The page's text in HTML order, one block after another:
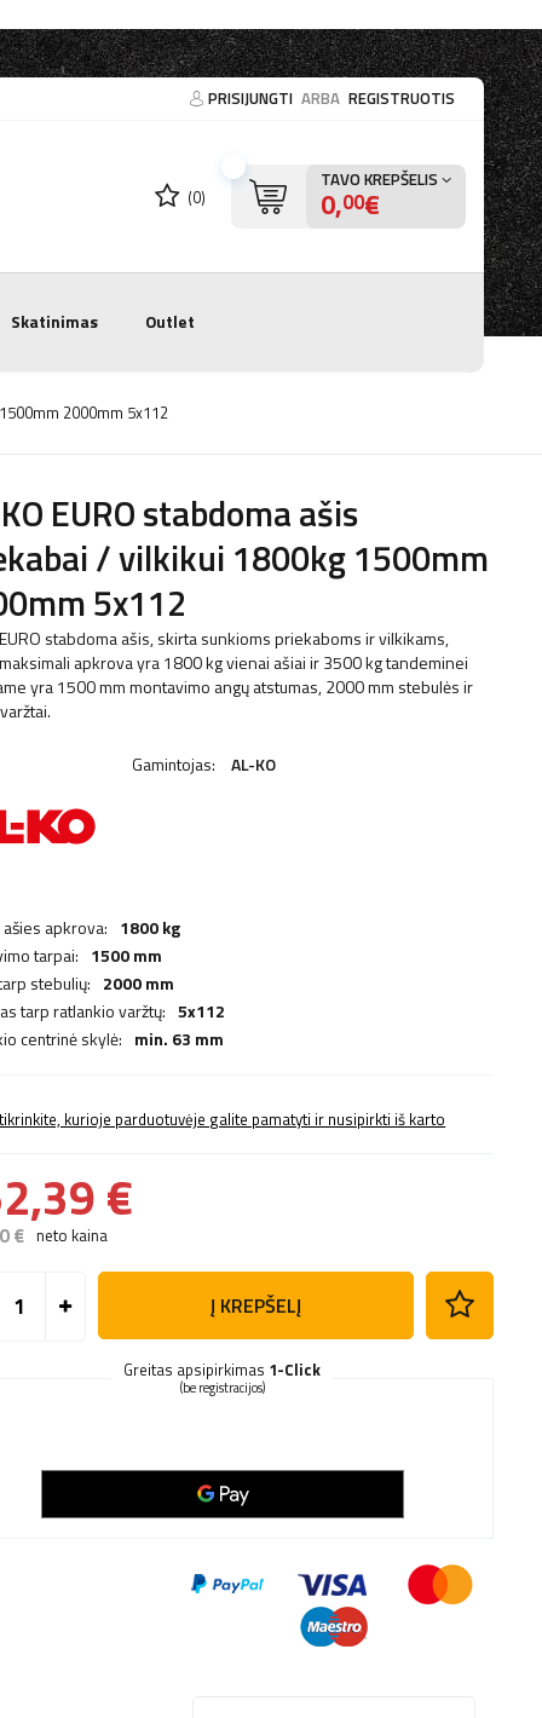
PRISIJUNGTI ARBA REGISTRUOTIS
(0)
TAVO KREPŠELIS
0,00€
Skatinimas Outlet
2000mm 5x112
EURO stabdoma ašis
/ vilkikui 1800kg 1500mm
5x112
stabdoma ašis, skirta sunkioms priekaboms ir vilkikams,
apkrova yra 1800 kg vienai ašiai ir 3500 kg tandeminei
yra 1500 mm montavimo angų atstumas, 2000 mm stebulės ir
Gamintojas: AL-KO
apkrova: 1800 kg
tarpai: 1500 mm
stebulių: 2000 mm
tarp ratlankio varžtų: 5x112
centrinė skylė: min. 63 mm
kurioje parduotuvėje galite pamatyti ir nusipirkti iš karto
€
€ neto kaina
Į KREPŠELĮ
Greitas apsipirkimas 1-Click
(be registracijos)